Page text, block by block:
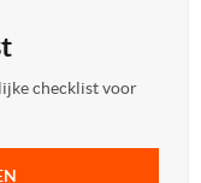
checklist voor